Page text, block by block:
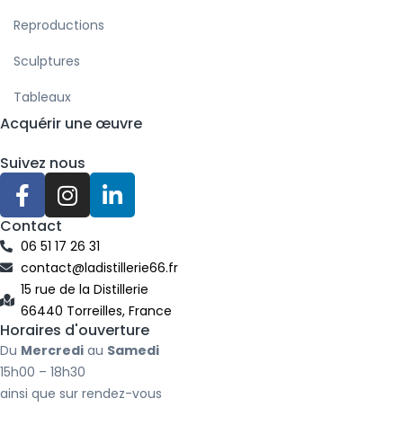
Reproductions
Sculptures
Tableaux
Acquérir une œuvre
Suivez nous
F
a
c
e
b
o
o
k
-
f
I
n
s
t
a
g
r
a
m
L
i
n
e
d
i
n
-
i
n
Contact
06 51 17 26 31
contact@ladistillerie66.fr
15 rue de la Distillerie
66440 Torreilles, France
Horaires d'ouverture
Du Mercredi au Samedi
15h00 – 18h30
ainsi que sur rendez-vous